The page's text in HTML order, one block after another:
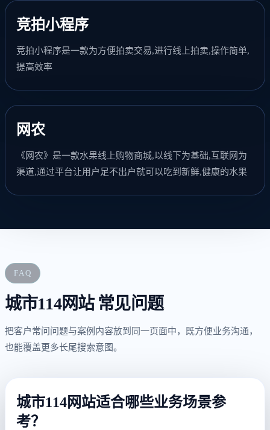
竞拍小程序
竞拍小程序是一款为方便拍卖交易,进行线上拍卖,操作简单,
提高效率
网农
《网农》是一款水果线上购物商城,以线下为基础,互联网为
渠道,通过平台让用户足不出户就可以吃到新鲜,健康的水果
FAQ
城市114网站 常见问题
把客户常问问题与案例内容放到同一页面中，既方便业务沟通，
也能覆盖更多长尾搜索意图。
城市114网站适合哪些业务场景参
考？